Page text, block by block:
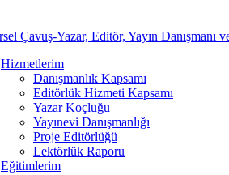
Hizmetlerim
Danışmanlık Kapsamı
Editörlük Hizmeti Kapsamı
Yazar Koçluğu
Yayınevi Danışmanlığı
Proje Editörlüğü
Lektörlük Raporu
Eğitimlerim